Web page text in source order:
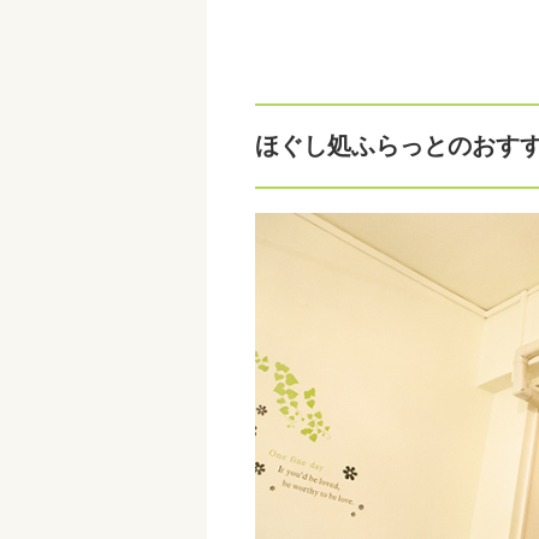
ほぐし処ふらっとのおす